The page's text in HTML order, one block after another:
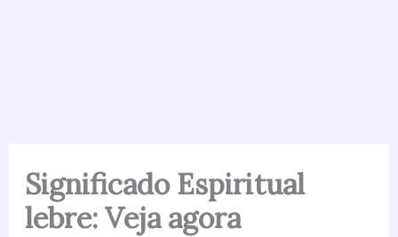
Significado Espiritual
lebre: Veja agora